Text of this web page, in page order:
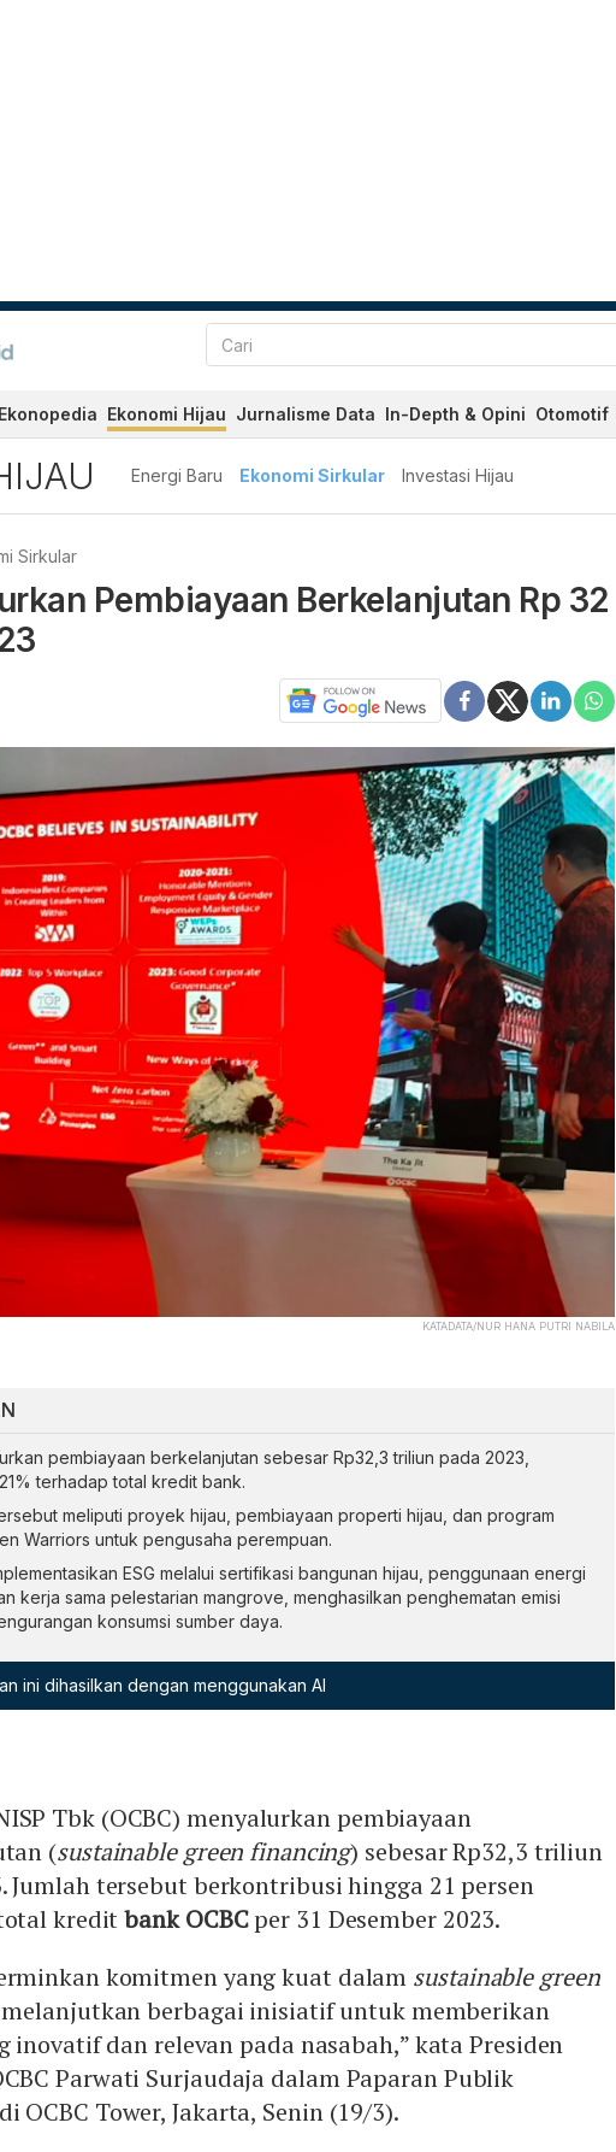
Ekonopedia Ekonomi Hijau Jurnalisme Data In-Depth & Opini Otomotif
Energi Baru Ekonomi Sirkular Investasi Hijau
Sirkular
Pembiayaan Berkelanjutan Rp 32
KATADATA/NUR HANA PUTRI NABILA
pembiayaan berkelanjutan sebesar Rp32,3 triliun pada 2023,
terhadap total kredit bank.
meliputi proyek hijau, pembiayaan properti hijau, dan program
Warriors untuk pengusaha perempuan.
ESG melalui sertifikasi bangunan hijau, penggunaan energi
kerja sama pelestarian mangrove, menghasilkan penghematan emisi
konsumsi sumber daya.
ini dihasilkan dengan menggunakan AI
Tbk (OCBC) menyalurkan pembiayaan
(sustainable green financing) sebesar Rp32,3 triliun
Jumlah tersebut berkontribusi hingga 21 persen
kreditbank OCBCper 31 Desember 2023.
komitmen yang kuat dalam sustainable green
berbagai inisiatif untuk memberikan
inovatif dan relevan pada nasabah,” kata Presiden
Parwati Surjaudaja dalam Paparan Publik
OCBC Tower, Jakarta, Senin (19/3).